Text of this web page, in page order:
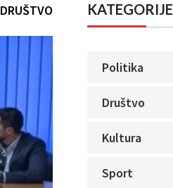
DRUŠTVO KATEGORIJE
Politika
Društvo
Kultura
Sport